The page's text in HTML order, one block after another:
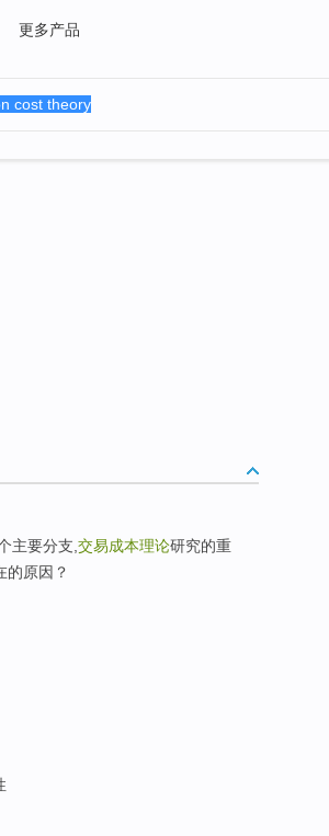
更多产品
主要分支, 交易成本理论研究的重
的原因？